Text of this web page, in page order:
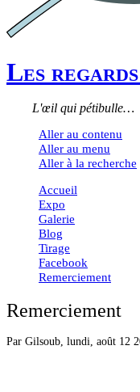
Les
L'œil qui pétibulle…
Aller au contenu
Aller au menu
Aller à la recherche
Accueil
Expo
Galerie
Blog
Tirage
Facebook
Remerciement
Remerciement
Par Gilsoub, lundi, août 12